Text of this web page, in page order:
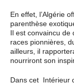
En effet, l’Algérie
parenthèse
Il est convaincu de
races pionnières,
ailleurs, il
nourriront son
Dans cet Intérieur